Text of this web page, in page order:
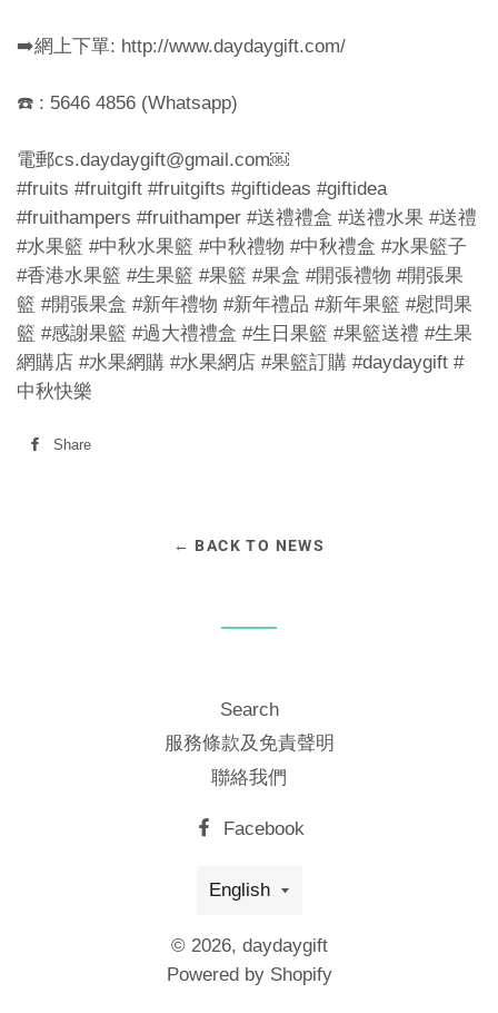
➡️網上下單: http://www.daydaygift.com/
☎️ : 5646 4856 (Whatsapp)
電郵cs.daydaygift@gmail.com￼
#fruits #fruitgift #fruitgifts #giftideas #giftidea
#fruithampers #fruithamper #送禮禮盒 #送禮水果 #送禮
#水果籃 #中秋水果籃 #中秋禮物 #中秋禮盒 #水果籃子
#香港水果籃 #生果籃 #果籃 #果盒 #開張禮物 #開張果
籃 #開張果盒 #新年禮物 #新年禮品 #新年果籃 #慰問果
籃 #感謝果籃 #過大禮禮盒 #生日果籃 #果籃送禮 #生果
網購店 #水果網購 #水果網店 #果籃訂購 #daydaygift #
中秋快樂
Share
← BACK TO NEWS
Search
服務條款及免責聲明
聯絡我們
Facebook
Language
English
© 2026, daydaygift
Powered by Shopify